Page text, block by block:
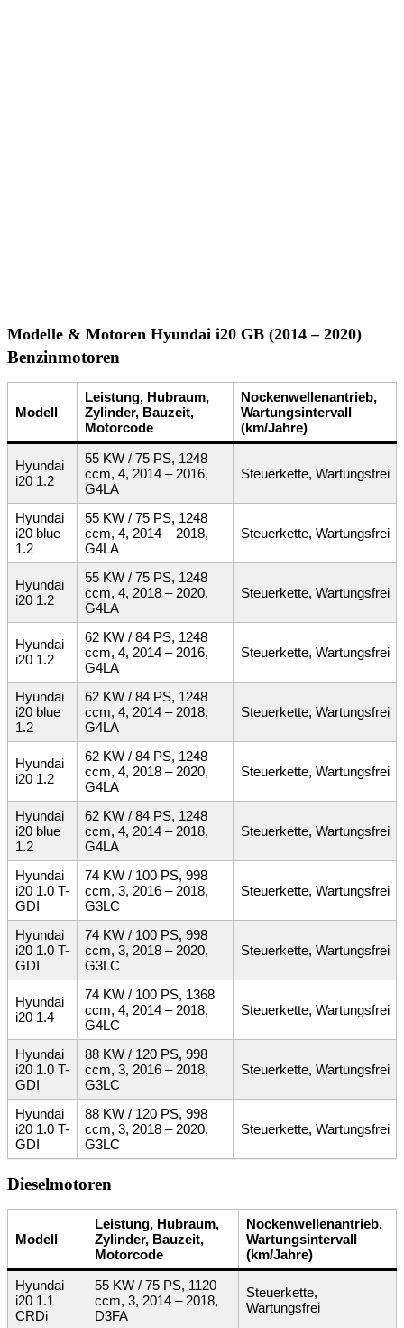
Modelle & Motoren Hyundai i20 GB (2014 – 2020)
Benzinmotoren
Modell
Leistung, Hubraum,
Zylinder, Bauzeit,
Motorcode
Nockenwellenantrieb,
Wartungsintervall
(km/Jahre)
Hyundai
i20 1.2
55 KW / 75 PS, 1248
ccm, 4, 2014 – 2016,
G4LA
Steuerkette, Wartungsfrei
Hyundai
i20 blue
1.2
55 KW / 75 PS, 1248
ccm, 4, 2014 – 2018,
G4LA
Steuerkette, Wartungsfrei
Hyundai
i20 1.2
55 KW / 75 PS, 1248
ccm, 4, 2018 – 2020,
G4LA
Steuerkette, Wartungsfrei
Hyundai
i20 1.2
62 KW / 84 PS, 1248
ccm, 4, 2014 – 2016,
G4LA
Steuerkette, Wartungsfrei
Hyundai
i20 blue
1.2
62 KW / 84 PS, 1248
ccm, 4, 2014 – 2018,
G4LA
Steuerkette, Wartungsfrei
Hyundai
i20 1.2
62 KW / 84 PS, 1248
ccm, 4, 2018 – 2020,
G4LA
Steuerkette, Wartungsfrei
Hyundai
i20 blue
1.2
62 KW / 84 PS, 1248
ccm, 4, 2014 – 2018,
G4LA
Steuerkette, Wartungsfrei
Hyundai
i20 1.0 T-
GDI
74 KW / 100 PS, 998
ccm, 3, 2016 – 2018,
G3LC
Steuerkette, Wartungsfrei
Hyundai
i20 1.0 T-
GDI
74 KW / 100 PS, 998
ccm, 3, 2018 – 2020,
G3LC
Steuerkette, Wartungsfrei
Hyundai
i20 1.4
74 KW / 100 PS, 1368
ccm, 4, 2014 – 2018,
G4LC
Steuerkette, Wartungsfrei
Hyundai
i20 1.0 T-
GDI
88 KW / 120 PS, 998
ccm, 3, 2016 – 2018,
G3LC
Steuerkette, Wartungsfrei
Hyundai
i20 1.0 T-
GDI
88 KW / 120 PS, 998
ccm, 3, 2018 – 2020,
G3LC
Steuerkette, Wartungsfrei
Dieselmotoren
Modell
Leistung, Hubraum,
Zylinder, Bauzeit,
Motorcode
Nockenwellenantrieb,
Wartungsintervall
(km/Jahre)
Hyundai
i20 1.1
CRDi
55 KW / 75 PS, 1120
ccm, 3, 2014 – 2018,
D3FA
Steuerkette,
Wartungsfrei